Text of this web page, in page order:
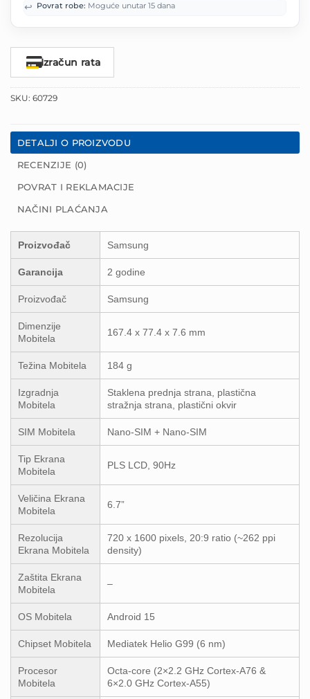
↩️ Povrat robe: Moguće unutar 15 dana
Izračun rata
SKU: 60729
DETALJI O PROIZVODU
RECENZIJE (0)
POVRAT I REKLAMACIJE
NAČINI PLAĆANJA
Proizvođač Samsung
Garancija 2 godine
Proizvođač Samsung
Dimenzije
Mobitela
167.4 x 77.4 x 7.6 mm
Težina Mobitela 184 g
Izgradnja
Mobitela
Staklena prednja strana, plastična
stražnja strana, plastični okvir
SIM Mobitela Nano-SIM + Nano-SIM
Tip Ekrana
Mobitela
PLS LCD, 90Hz
Veličina Ekrana
Mobitela
6.7”
Rezolucija
Ekrana Mobitela
720 x 1600 pixels, 20:9 ratio (~262 ppi
density)
Zaštita Ekrana
Mobitela
–
OS Mobitela Android 15
Chipset Mobitela Mediatek Helio G99 (6 nm)
Procesor
Mobitela
Octa-core (2×2.2 GHz Cortex-A76 &
6×2.0 GHz Cortex-A55)